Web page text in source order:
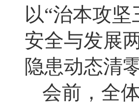
以“治本攻
安全与发展
隐患动态清
会前，全